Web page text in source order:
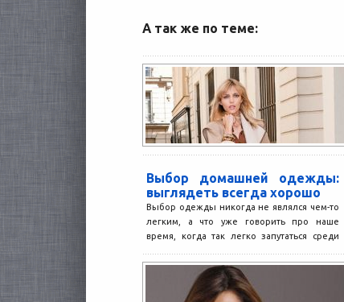
А так же по теме:
Выбор домашней одежды:
выглядеть всегда хорошо
Выбор одежды никогда не являлся чем-то
легким, а что уже говорить про наше
время, когда так легко запутаться среди